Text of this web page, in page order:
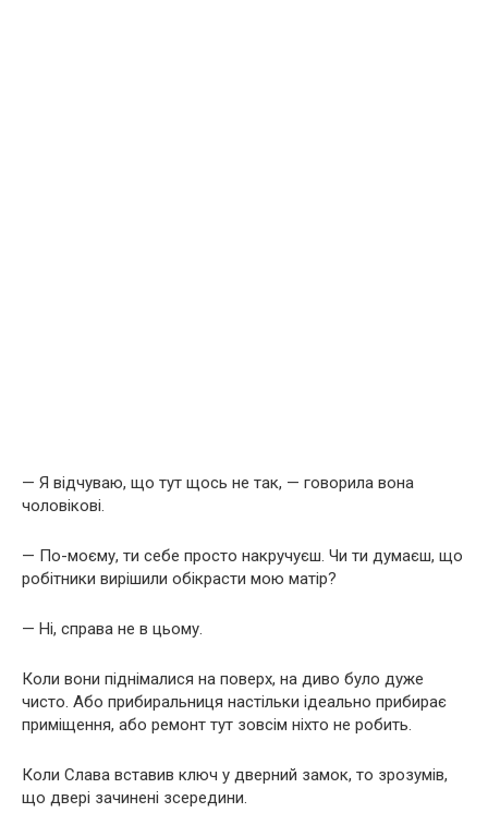
— Я відчуваю, що тут щось не так, — говорила вона
чоловікові.
— По-моєму, ти себе просто накручуєш. Чи ти думаєш, що
робітники вирішили обікрасти мою матір?
— Ні, справа не в цьому.
Коли вони піднімалися на поверх, на диво було дуже
чисто. Або прибиральниця настільки ідеально прибирає
приміщення, або ремонт тут зовсім ніхто не робить.
Коли Слава вставив ключ у дверний замок, то зрозумів,
що двері зачинені зсередини.